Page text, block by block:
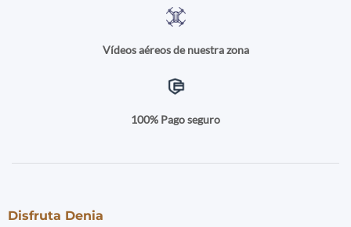
Vídeos aéreos de nuestra zona
100% Pago seguro
Disfruta Denia